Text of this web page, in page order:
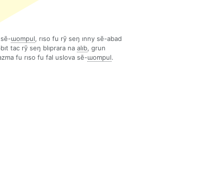
ɯompul, rıso fu rȳ seŋ ınny sē-abad
tac rȳ seŋ blıprara na alıb, grun
fu rıso fu fal uslova sē-ɯompul.